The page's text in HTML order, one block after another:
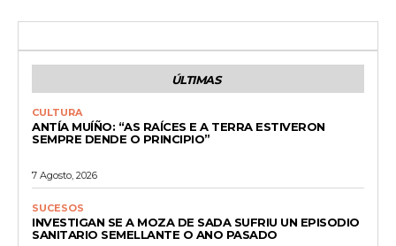
ÚLTIMAS
CULTURA
ANTÍA MUÍÑO: “AS RAÍCES E A TERRA ESTIVERON
SEMPRE DENDE O PRINCIPIO”
7 Agosto, 2026
SUCESOS
INVESTIGAN SE A MOZA DE SADA SUFRIU UN EPISODIO
SANITARIO SEMELLANTE O ANO PASADO